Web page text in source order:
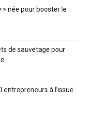
née pour booster le
de sauvetage pour
entrepreneurs à l’issue